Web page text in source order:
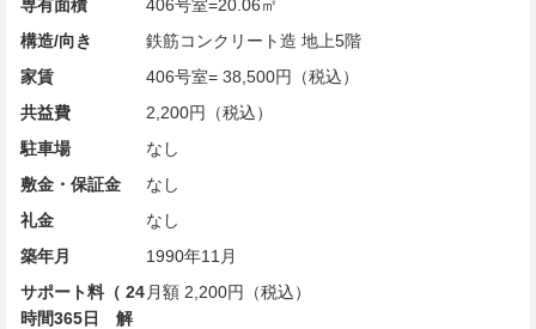
専有面積
406号室=20.06㎡
構造/向き
鉄筋コンクリート造 地上5階
家賃
406号室= 38,500円（税込）
共益費
2,200円（税込）
駐車場
なし
敷金・保証金
なし
礼金
なし
築年月
1990年11月
サポート料（ 24
時間365日 解
月額 2,200円（税込）